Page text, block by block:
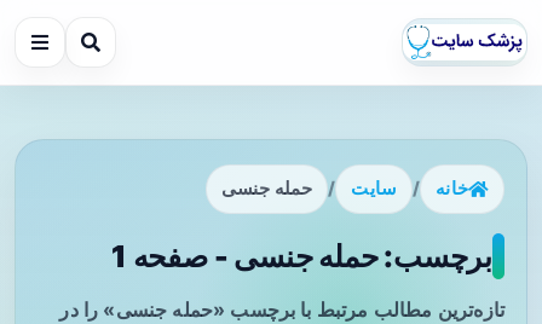
خانه / سایت / حمله جنسی
برچسب: حمله جنسی - صفحه 1
تازه‌ترین مطالب مرتبط با برچسب «حمله جنسی» را در